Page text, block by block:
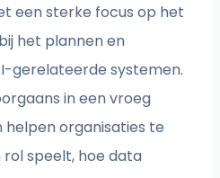
een sterke focus op het
het plannen en
gerelateerde systemen.
in een vroeg
organisaties te
speelt, hoe data